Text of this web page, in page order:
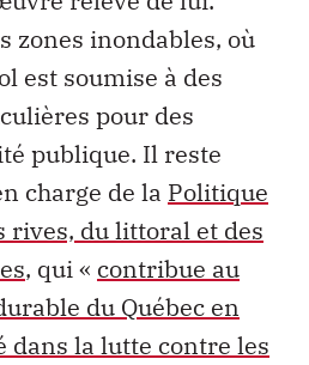
zones inondables, où
est soumise à des
pour des
publique. Il reste
charge de la Politique
rives, du littoral et des
, qui « contribue au
du Québec en
dans la lutte contre les